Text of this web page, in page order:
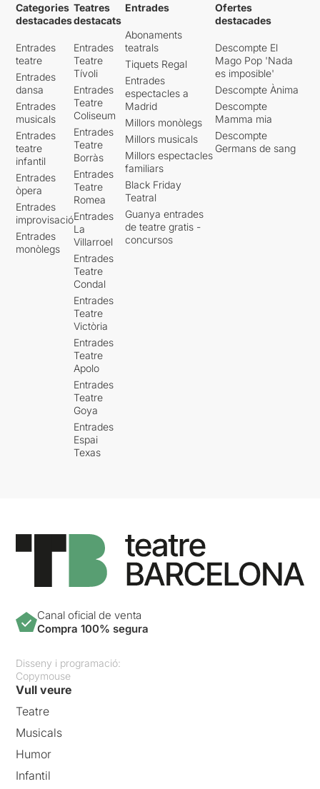
Categories
destacades
Entrades
teatre
Entrades
dansa
Entrades
musicals
Entrades
teatre
infantil
Entrades
òpera
Entrades
improvisació
Entrades
monòlegs
Teatres
destacats
Entrades
Teatre
Tívoli
Entrades
Teatre
Coliseum
Entrades
Teatre
Borràs
Entrades
Teatre
Romea
Entrades
La
Villarroel
Entrades
Teatre
Condal
Entrades
Teatre
Victòria
Entrades
Teatre
Apolo
Entrades
Teatre
Goya
Entrades
Espai
Texas
Entrades
Abonaments
teatrals
Tiquets Regal
Entrades
espectacles a
Madrid
Millors monòlegs
Millors musicals
Millors espectacles
familiars
Black Friday
Teatral
Guanya entrades
de teatre gratis -
concursos
Ofertes
destacades
Descompte El
Mago Pop 'Nada
es imposible'
Descompte Ànima
Descompte
Mamma mia
Descompte
Germans de sang
Canal oficial de venta
Compra 100% segura
Disseny i programació:
Copymouse
Vull veure
Teatre
Musicals
Humor
Infantil